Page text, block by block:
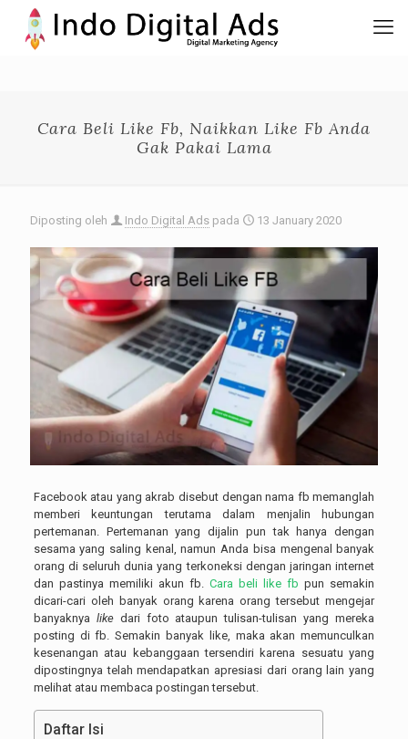
Cara Beli Like Fb, Naikkan Like Fb Anda
Gak Pakai Lama
Diposting oleh Indo Digital Ads pada 13 January 2020
Facebook atau yang akrab disebut dengan nama fb memanglah
memberi keuntungan terutama dalam menjalin hubungan
pertemanan. Pertemanan yang dijalin pun tak hanya dengan
sesama yang saling kenal, namun Anda bisa mengenal banyak
orang di seluruh dunia yang terkoneksi dengan jaringan internet
dan pastinya memiliki akun fb. Cara beli like fb pun semakin
dicari-cari oleh banyak orang karena orang tersebut mengejar
banyaknya likedari foto ataupun tulisan-tulisan yang mereka
posting di fb. Semakin banyak like, maka akan memunculkan
kesenangan atau kebanggaan tersendiri karena sesuatu yang
dipostingnya telah mendapatkan apresiasi dari orang lain yang
melihat atau membaca postingan tersebut.
Daftar Isi